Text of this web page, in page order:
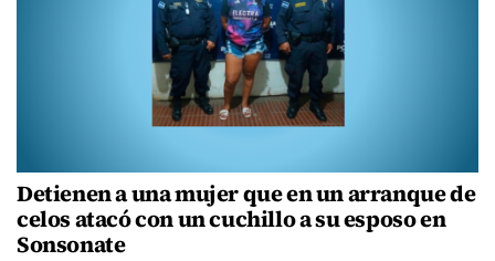
Detienen a una mujer que en un arranque de
celos atacó con un cuchillo a su esposo en
Sonsonate